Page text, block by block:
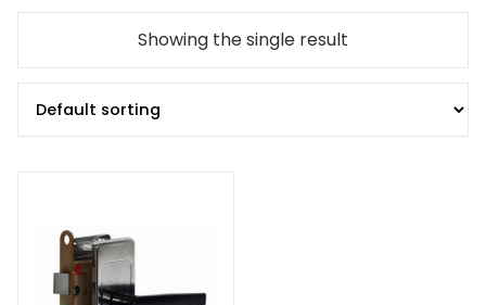
Showing the single result